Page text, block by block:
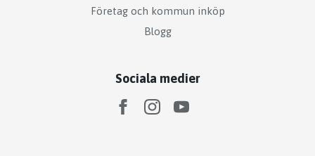
Företag och kommun inköp
Blogg
Sociala medier